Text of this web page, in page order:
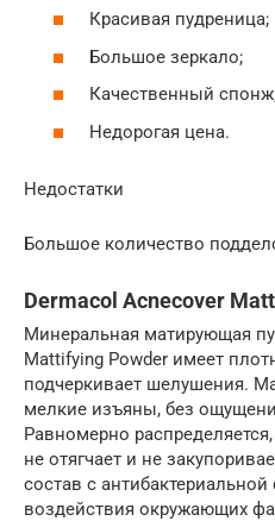
Красивая пудреница;
Большое зеркало;
Качественный
Недорогая цена.
Недостатки
Большое количество
Dermacol Acnecover
Минеральная матирующая
Mattifying Powder имеет
подчеркивает шелушения.
мелкие изъяны, без
Равномерно
не отягчает и не
состав с
воздействия окружающих